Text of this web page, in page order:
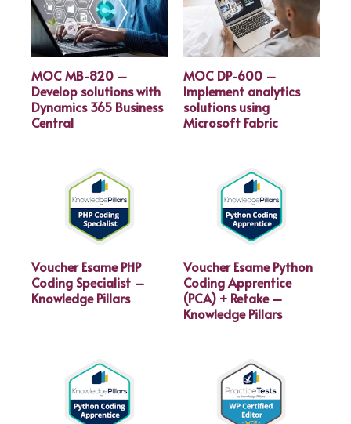
MOC MB-820 –
Develop solutions with
Dynamics 365 Business
Central
MOC DP-600 –
Implement analytics
solutions using
Microsoft Fabric
Voucher Esame PHP
Coding Specialist –
Knowledge Pillars
Voucher Esame Python
Coding Apprentice
(PCA) + Retake –
Knowledge Pillars